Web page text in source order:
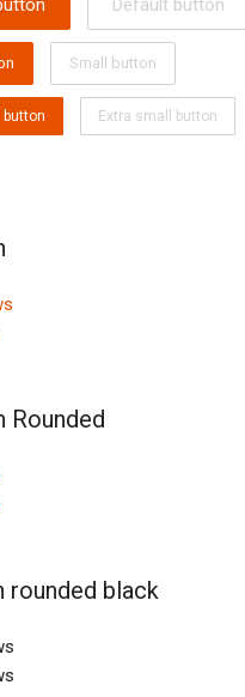
Default button
Small button
Extra small button
Rounded
rounded black